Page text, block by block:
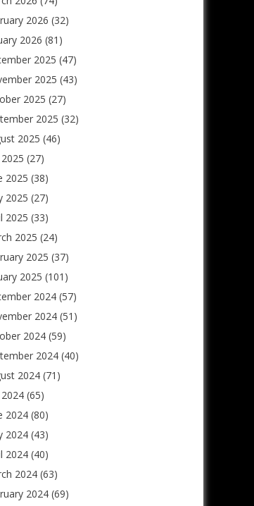
2026 (32)
2026 (81)
2025 (47)
2025 (43)
2025 (27)
2025 (32)
2025 (46)
2025 (27)
2025 (38)
2025 (27)
2025 (33)
2025 (24)
2025 (37)
2025 (101)
2024(57)
2024(51)
2024(59)
2024(40)
2024(71)
2024(65)
2024(80)
2024(43)
2024(40)
2024(63)
2024(69)